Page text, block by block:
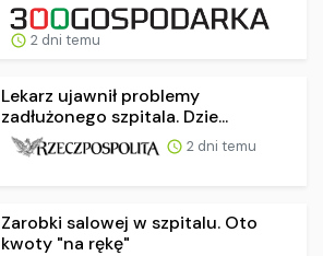
2 dni temu
Lekarz ujawnił problemy
zadłużonego szpitala. Dzie...
2 dni temu
Zarobki salowej w szpitalu. Oto
kwoty "na rękę"